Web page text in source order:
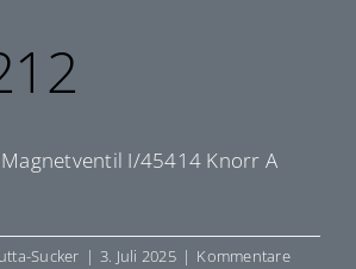
Magnetventil I/45414 Knorr A
Sucker | 3. Juli 2025 | Kommentare